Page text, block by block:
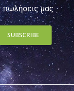
πωλήσεις μας